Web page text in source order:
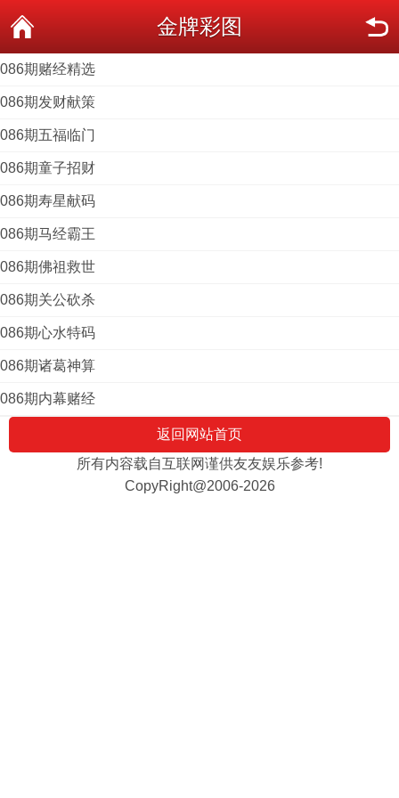
金牌彩图
086期赌经精选
086期发财献策
086期五福临门
086期童子招财
086期寿星献码
086期马经霸王
086期佛祖救世
086期关公砍杀
086期心水特码
086期诸葛神算
086期内幕赌经
返回网站首页
所有内容载自互联网谨供友友娱乐参考!
CopyRight@2006-2026